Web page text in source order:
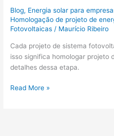
Blog, Energia solar para
Homologação de projeto de
Fotovoltaicas / Maurício Ribeiro
Cada projeto de sistema
isso significa homologar projeto
detalhes dessa etapa.
Read More »